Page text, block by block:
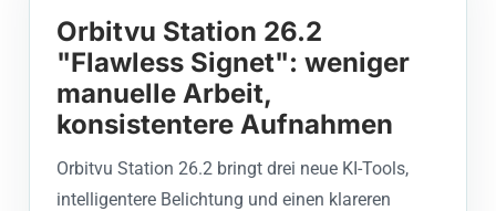
Orbitvu Station 26.2
"Flawless Signet": weniger
manuelle Arbeit,
konsistentere Aufnahmen
Orbitvu Station 26.2 bringt drei neue KI-Tools,
intelligentere Belichtung und einen klareren